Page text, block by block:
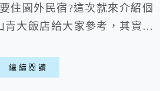
住園外民宿?這次就來介紹個
青大飯店給大家參考，其實園
是還能接受拉...就小貴，假日
畢竟來玩就以方便為主喵。
繼續閱讀